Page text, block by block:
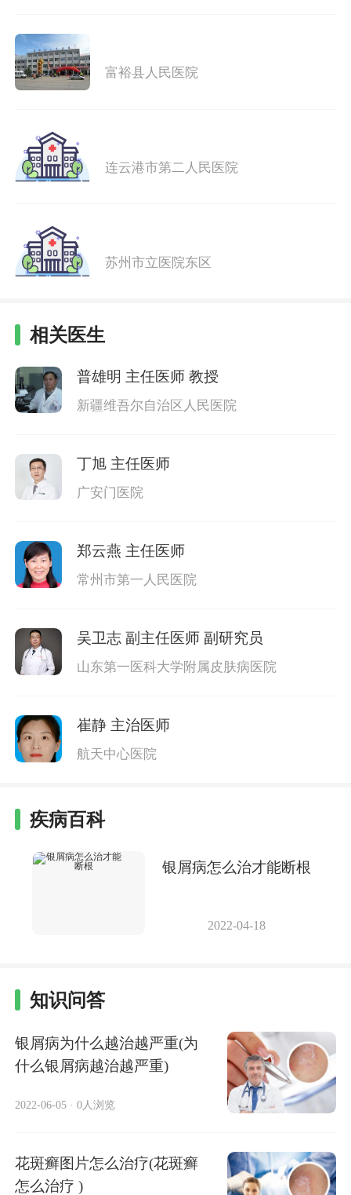
富裕县人民医院
连云港市第二人民医院
苏州市立医院东区
相关医生
普雄明 主任医师 教授
新疆维吾尔自治区人民医院
丁旭 主任医师
广安门医院
郑云燕 主任医师
常州市第一人民医院
吴卫志 副主任医师 副研究员
山东第一医科大学附属皮肤病医院
崔静 主治医师
航天中心医院
疾病百科
银屑病怎么治才能断根
2022-04-18
知识问答
银屑病为什么越治越严重(为
什么银屑病越治越严重)
2022-06-05 · 0人浏览
花斑癣图片怎么治疗(花斑癣
怎么治疗 )